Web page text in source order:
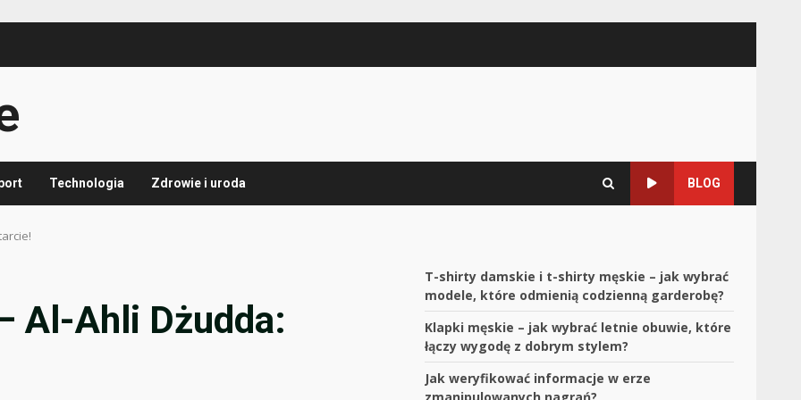
Technologia Zdrowie i uroda BLOG
Al-Ahli Dżudda:
T-shirty damskie i t-shirty męskie – jak wybrać
modele, które odmienią codzienną garderobę?
Klapki męskie – jak wybrać letnie obuwie, które
łączy wygodę z dobrym stylem?
Jak weryfikować informacje w erze